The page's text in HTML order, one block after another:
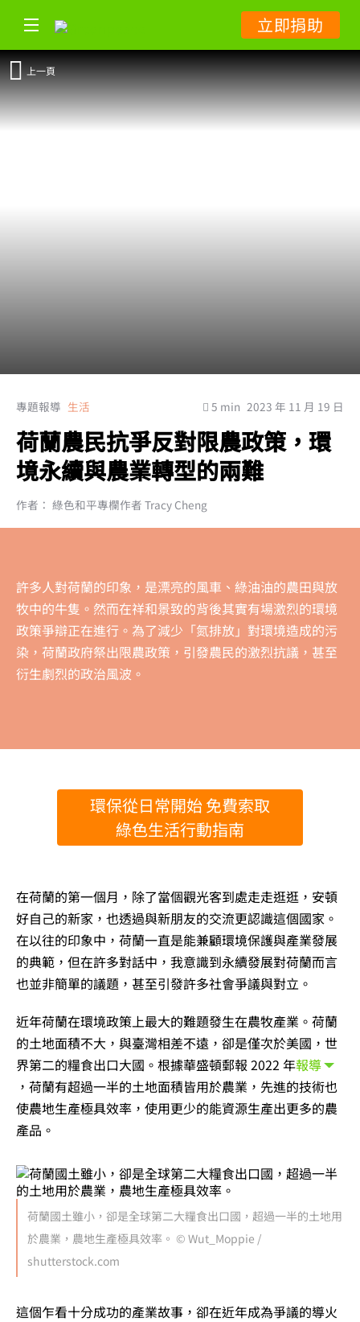
立即捐助
上一頁
專題報導 生活 5 min 2023 年 11 月 19 日
荷蘭農民抗爭反對限農政策，環
境永續與農業轉型的兩難
作者： 綠色和平專欄作者 Tracy Cheng
許多人對荷蘭的印象，是漂亮的風車、綠油油的農田與放
牧中的牛隻。然而在祥和景致的背後其實有場激烈的環境
政策爭辯正在進行。為了減少「氮排放」對環境造成的污
染，荷蘭政府祭出限農政策，引發農民的激烈抗議，甚至
衍生劇烈的政治風波。
環保從日常開始 免費索取
綠色生活行動指南
在荷蘭的第一個月，除了當個觀光客到處走走逛逛，安頓
好自己的新家，也透過與新朋友的交流更認識這個國家。
在以往的印象中，荷蘭一直是能兼顧環境保護與產業發展
的典範，但在許多對話中，我意識到永續發展對荷蘭而言
也並非簡單的議題，甚至引發許多社會爭議與對立。
近年荷蘭在環境政策上最大的難題發生在農牧產業。荷蘭
的土地面積不大，與臺灣相差不遠，卻是僅次於美國，世
界第二的糧食出口大國。根據華盛頓郵報 2022 年報導
，荷蘭有超過一半的土地面積皆用於農業，先進的技術也
使農地生產極具效率，使用更少的能資源生產出更多的農
產品。
荷蘭國土雖小，卻是全球第二大糧食出口國，超過一半的土地用
於農業，農地生產極具效率。 © Wut_Moppie /
shutterstock.com
這個乍看十分成功的產業故事，卻在近年成為爭議的導火